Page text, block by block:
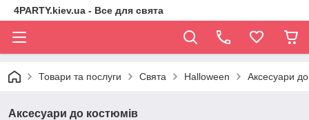
4PARTY.kiev.ua - Все для свята
Товари та послуги Свята Halloween Аксесуари
Аксесуари до костюмів